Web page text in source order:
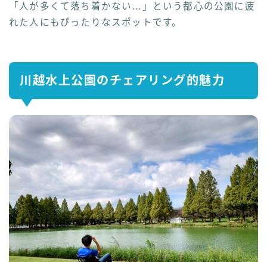
「人が多くて落ち着かない…」という都心の公園に疲
れた人にもぴったりなスポットです。
川越水上公園のチェアリング的魅力